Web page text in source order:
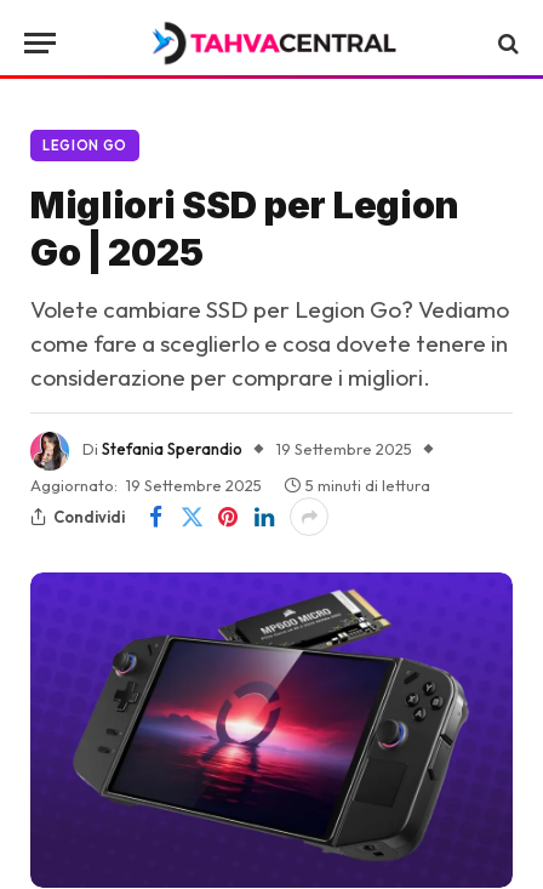
LEGION GO
Migliori SSD per Legion
Go | 2025
Volete cambiare SSD per Legion Go? Vediamo
come fare a sceglierlo e cosa dovete tenere in
considerazione per comprare i migliori.
Di Stefania Sperandio
19 Settembre 2025
Aggiornato: 19 Settembre 2025
5 minuti di lettura
Condividi